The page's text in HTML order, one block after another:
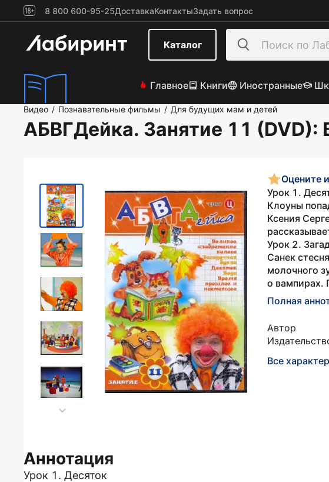
8 800 600-95-25ДоставкаКонтактыЗадать вопрос
Каталог
Главное Книги Иностранные
Видео / Познавательные фильмы / Для будущих мам и детей
АБВГДейка. Занятие 11 (DVD):
Оцените
Урок 1.
Клоуны
Ксения
Урок 2.
Санек
молочного
о вампирах.
Полная
Автор
Все
Аннотация
Урок 1. Десяток